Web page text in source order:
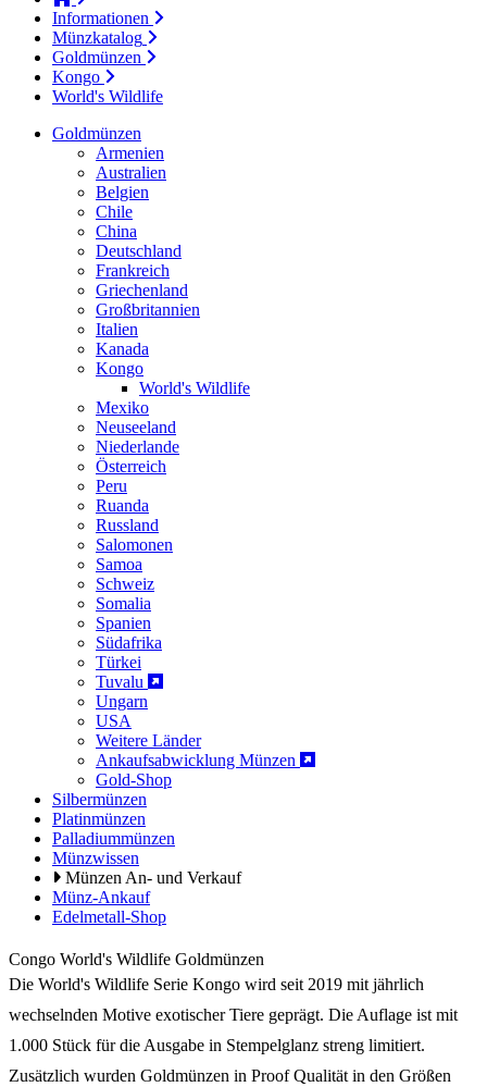
Informationen
Münzkatalog
Goldmünzen
Kongo
World's Wildlife
Goldmünzen
Armenien
Australien
Belgien
Chile
China
Deutschland
Frankreich
Griechenland
Großbritannien
Italien
Kanada
Kongo
World's Wildlife
Mexiko
Neuseeland
Niederlande
Österreich
Peru
Ruanda
Russland
Salomonen
Samoa
Schweiz
Somalia
Spanien
Südafrika
Türkei
Tuvalu
Ungarn
USA
Weitere Länder
Ankaufsabwicklung Münzen
Gold-Shop
Silbermünzen
Platinmünzen
Palladiummünzen
Münzwissen
Münzen An- und Verkauf
Münz-Ankauf
Edelmetall-Shop
Congo World's Wildlife Goldmünzen
Die World's Wildlife Serie Kongo wird seit 2019 mit jährlich
wechselnden Motive exotischer Tiere geprägt. Die Auflage ist mit
1.000 Stück für die Ausgabe in Stempelglanz streng limitiert.
Zusätzlich wurden Goldmünzen in Proof Qualität in den Größen